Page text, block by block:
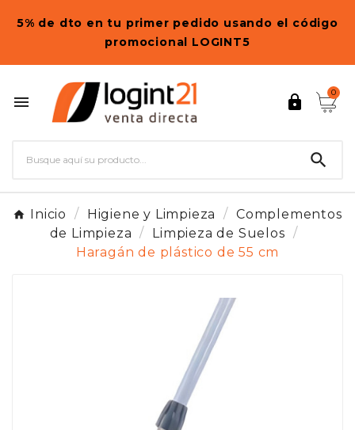
5% de dto en tu primer pedido usando el código
promocional LOGINT5
 
0

Inicio Higiene y Limpieza
Complementos
de Limpieza
Limpieza de Suelos
Haragán de plástico de 55 cm